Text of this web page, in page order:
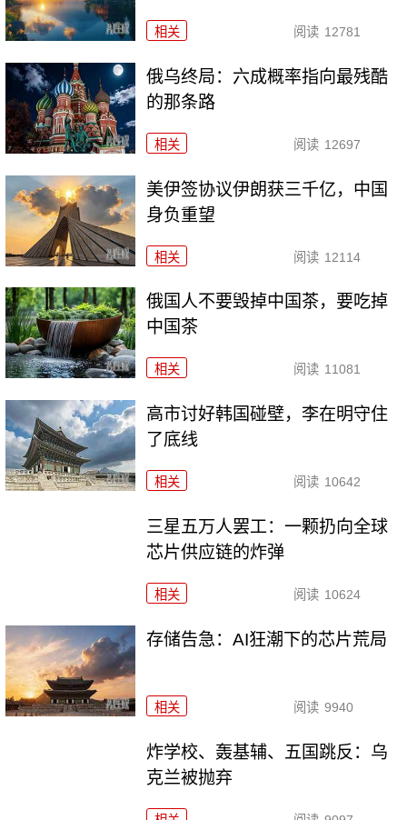
相关 阅读 12781
俄乌终局：六成概率指向最残酷
的那条路
相关 阅读 12697
美伊签协议伊朗获三千亿，中国
身负重望
相关 阅读 12114
俄国人不要毁掉中国茶，要吃掉
中国茶
相关 阅读 11081
高市讨好韩国碰壁，李在明守住
了底线
相关 阅读 10642
三星五万人罢工：一颗扔向全球
芯片供应链的炸弹
相关 阅读 10624
存储告急：AI狂潮下的芯片荒局
相关 阅读 9940
炸学校、轰基辅、五国跳反：乌
克兰被抛弃